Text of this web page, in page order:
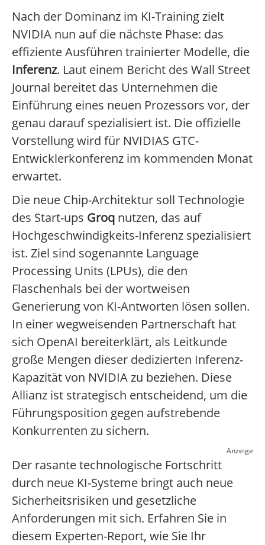
Nach der Dominanz im KI-Training zielt
NVIDIA nun auf die nächste Phase: das
effiziente Ausführen trainierter Modelle, die
Inferenz. Laut einem Bericht des Wall Street
Journal bereitet das Unternehmen die
Einführung eines neuen Prozessors vor, der
genau darauf spezialisiert ist. Die offizielle
Vorstellung wird für NVIDIAS GTC-
Entwicklerkonferenz im kommenden Monat
erwartet.
Die neue Chip-Architektur soll Technologie
des Start-ups Groq nutzen, das auf
Hochgeschwindigkeits-Inferenz spezialisiert
ist. Ziel sind sogenannte Language
Processing Units (LPUs), die den
Flaschenhals bei der wortweisen
Generierung von KI-Antworten lösen sollen.
In einer wegweisenden Partnerschaft hat
sich OpenAI bereiterklärt, als Leitkunde
große Mengen dieser dedizierten Inferenz-
Kapazität von NVIDIA zu beziehen. Diese
Allianz ist strategisch entscheidend, um die
Führungsposition gegen aufstrebende
Konkurrenten zu sichern.
Anzeige
Der rasante technologische Fortschritt
durch neue KI-Systeme bringt auch neue
Sicherheitsrisiken und gesetzliche
Anforderungen mit sich. Erfahren Sie in
diesem Experten-Report, wie Sie Ihr